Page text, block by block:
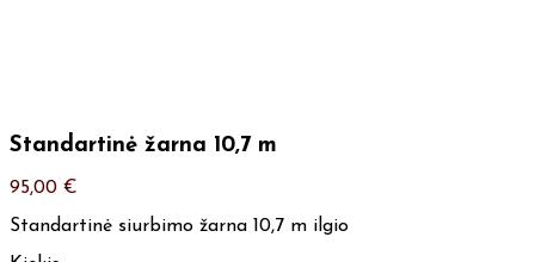
Standartinė žarna 10,7 m
95,00 €
Standartinė siurbimo žarna 10,7 m ilgio